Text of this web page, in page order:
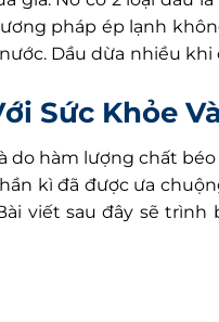
pháp ép lạnh
Dầu dừa nhiều
Sức Khỏe
do hàm lượng chất
kì đã được ưa
viết sau đây sẽ